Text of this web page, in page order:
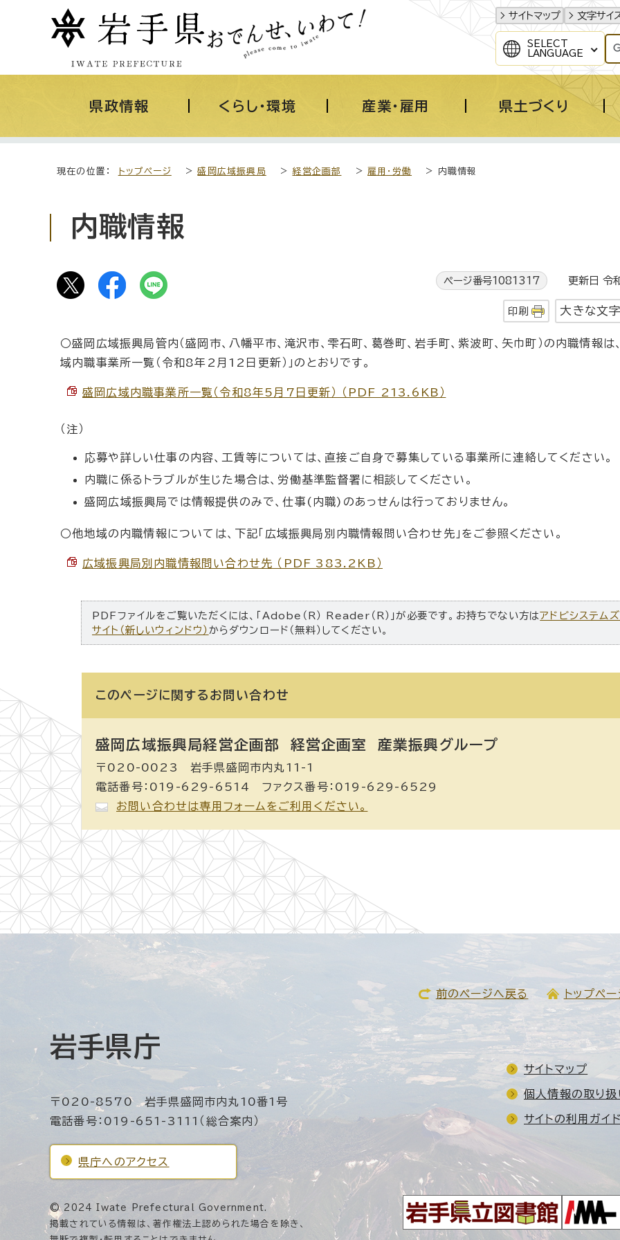
サイトマップ 文字サイ
SELECT
LANGUAGE
県政情報 くらし・環境 産業・雇用 県土づくり
現在の位置： トップページ >盛岡広域振興局 >経営企画部 > 雇用・労働 > 内職情報
内職情報
ページ番号1081317 更新日 令
印刷 大きな文
○盛岡広域振興局管内（盛岡市、八幡平市、滝沢市、雫石町、葛巻町、岩手町、紫波町、矢巾町）の内職情報は
域内職事業所一覧（令和8年2月12日更新）」のとおりです。
盛岡広域内職事業所一覧（令和8年5月7日更新） （PDF 213.6KB）
（注）
応募や詳しい仕事の内容、工賃等については、直接ご自身で募集している事業所に連絡してください。
内職に係るトラブルが生じた場合は、労働基準監督署に相談してください。
盛岡広域振興局では情報提供のみで、仕事(内職)のあっせんは行っておりません。
○他地域の内職情報については、下記「広域振興局別内職情報問い合わせ先」をご参照ください。
広域振興局別内職情報問い合わせ先 （PDF 383.2KB）
PDFファイルをご覧いただくには、「Adobe（R） Reader（R）」が必要です。お持ちでない方はアドビシステム
サイト（新しいウィンドウ） からダウンロード（無料）してください。
このページに関する お問い合わせ
盛岡広域振興局経営企画部 経営企画室 産業振興グループ
〒020-0023 岩手県盛岡市内丸11-1
電話番号：019-629-6514 ファクス番号：019-629-6529
お問い合わせは専用フォームをご利用ください。
前のページへ戻る トップペ
岩手県庁
〒020-8570 岩手県盛岡市内丸10番1号
電話番号：019-651-3111（総合案内）
県庁へのアクセス
サイトマップ
個人情報の取り扱
サイトの利用ガイ
© 2024 Iwate Prefectural Government.
掲載されている情報は、著作権法上認められた場合を除き、